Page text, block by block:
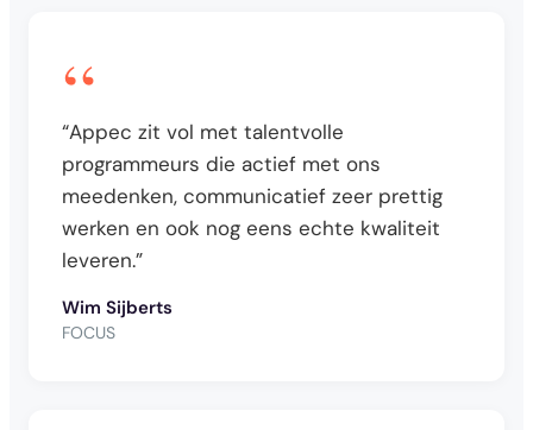
“
“Appec zit vol met talentvolle
programmeurs die actief met ons
meedenken, communicatief zeer prettig
werken en ook nog eens echte kwaliteit
leveren.”
Wim Sijberts
FOCUS